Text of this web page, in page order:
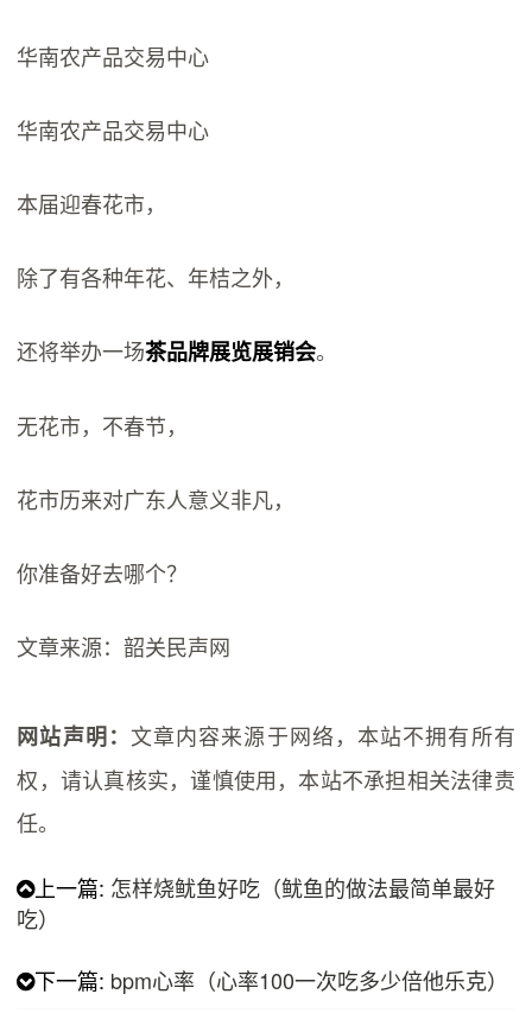
华南农产品交易中心
华南农产品交易中心
本届迎春花市，
除了有各种年花、年桔之外，
还将举办一场茶品牌展览展销会。
无花市，不春节，
花市历来对广东人意义非凡，
你准备好去哪个？
文章来源：韶关民声网
网站声明： 文章内容来源于网络，本站不拥有所有
权，请认真核实，谨慎使用，本站不承担相关法律责
任。
上一篇: 怎样烧鱿鱼好吃（鱿鱼的做法最简单最好
吃）
下一篇: bpm心率（心率100一次吃多少倍他乐克）